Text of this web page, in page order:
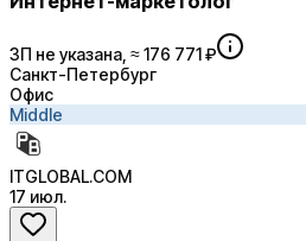
ЗП не указана, ≈ 176 771 ₽
Санкт-Петербург
Офис
Middle
ITGLOBAL.COM
17 июл.